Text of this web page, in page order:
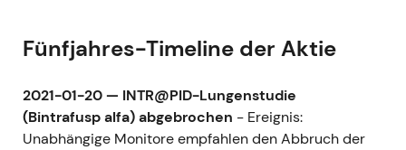
Fünfjahres-Timeline der Aktie
2021-01-20 — INTR@PID-Lungenstudie
(Bintrafusp alfa) abgebrochen - Ereignis:
Unabhängige Monitore empfahlen den Abbruch der